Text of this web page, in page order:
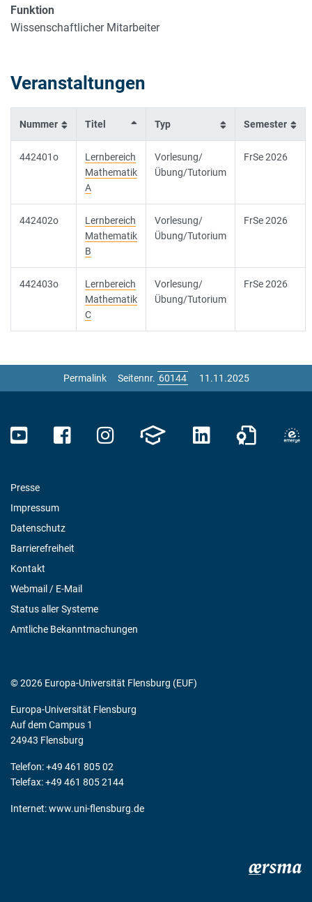
Funktion
Wissenschaftlicher Mitarbeiter
Veranstaltungen
Nummer Titel Typ Semester
442401o
Lernbereich
Mathematik
A
Vorlesung/
Übung/Tutorium
FrSe 2026
442402o
Lernbereich
Mathematik
B
Vorlesung/
Übung/Tutorium
FrSe 2026
442403o
Lernbereich
Mathematik
C
Vorlesung/
Übung/Tutorium
FrSe 2026
Permalink Seitennr. 11.11.2025
Presse
Impressum
Datenschutz
Barrierefreiheit
Kontakt
Webmail / E-Mail
Status aller Systeme
Amtliche Bekanntmachungen
© 2026 Europa-Universität Flensburg (EUF)
Europa-Universität Flensburg
Auf dem Campus 1
24943 Flensburg
Telefon: +49 461 805 02
Telefax: +49 461 805 2144
Internet:www.uni-flensburg.de